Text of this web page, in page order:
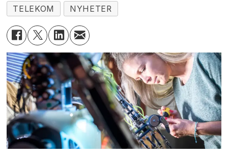
TELEKOM NYHETER